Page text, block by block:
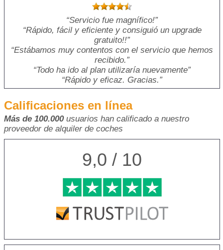
Servicio fue magnífico!
Rápido, fácil y eficiente y consiguió un upgrade
gratuito!!
Estábamos muy contentos con el servicio que hemos
recibido.
Todo ha ido al plan utilizaría nuevamente
Rápido y eficaz. Gracias.
Calificaciones en línea
Más de 100.000usuarios han calificado a nuestro
proveedor de alquiler de coches
9,0 / 10